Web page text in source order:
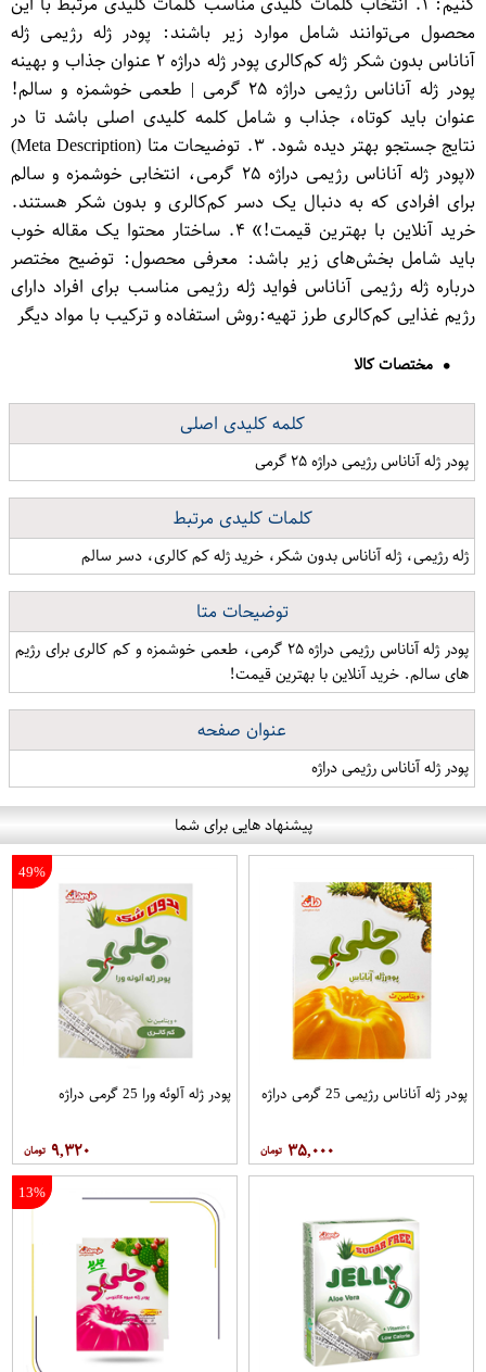
محصول می‌توانند شامل موارد زیر باشند: پودر ژله رژیمی ژله
آناناس بدون شکر ژله کم‌کالری پودر ژله دراژه ۲ عنوان جذاب و بهینه
پودر ژله آناناس رژیمی دراژه ۲۵ گرمی | طعمی خوشمزه و سالم!
عنوان باید کوتاه، جذاب و شامل کلمه کلیدی اصلی باشد تا در
نتایج جستجو بهتر دیده شود. ۳. توضیحات متا (Meta Description)
«پودر ژله آناناس رژیمی دراژه ۲۵ گرمی، انتخابی خوشمزه و سالم
برای افرادی که به دنبال یک دسر کم‌کالری و بدون شکر هستند.
خرید آنلاین با بهترین قیمت!» ۴. ساختار محتوا یک مقاله خوب
باید شامل بخش‌های زیر باشد: معرفی محصول: توضیح مختصر
درباره ژله رژیمی آناناس فواید ژله رژیمی مناسب برای افراد دارای
رژیم غذایی کم‌کالری طرز تهیه:روش استفاده و ترکیب با مواد دیگر
مختصات کالا
کلمه کلیدی اصلی
پودر ژله آناناس رژیمی دراژه ۲۵ گرمی
کلمات کلیدی مرتبط
ژله رژیمی، ژله آناناس بدون شکر، خرید ژله کم کالری، دسر سالم
توضیحات متا
پودر ژله آناناس رژیمی دراژه ۲۵ گرمی، طعمی خوشمزه و کم کالری برای رژیم
های سالم. خرید آنلاین با بهترین قیمت!
عنوان صفحه
پودر ژله آناناس رژیمی دراژه
پیشنهاد هایی برای شما
پودر ژله آناناس رژیمی 25 گرمی دراژه
۳۵,۰۰۰
49%
پودر ژله آلوئه ورا 25 گرمی دراژه
۹,۳۲۰
13%